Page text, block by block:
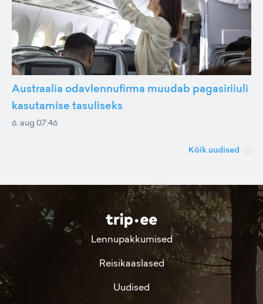
Austraalia odavlennufirma muudab pagasiriiuli
kasutamise tasuliseks
6. aug 07:46
Kõik uudised
Lennupakkumised
Reisikaaslased
Uudised